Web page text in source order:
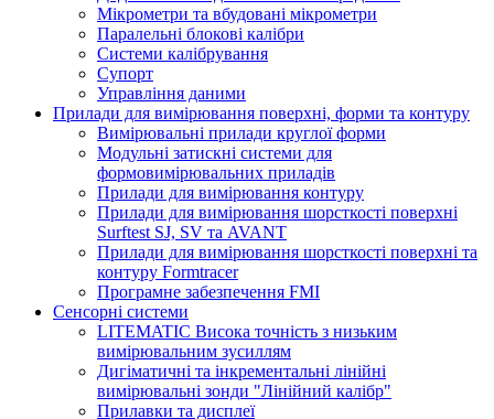
Мікрометри та вбудовані мікрометри
Паралельні блокові калібри
Системи калібрування
Супорт
Управління даними
Прилади для вимірювання поверхні, форми та контуру
Вимірювальні прилади круглої форми
Модульні затискні системи для
формовимірювальних приладів
Прилади для вимірювання контуру
Прилади для вимірювання шорсткості поверхні
Surftest SJ, SV та AVANT
Прилади для вимірювання шорсткості поверхні та
контуру Formtracer
Програмне забезпечення FMI
Сенсорні системи
LITEMATIC Висока точність з низьким
вимірювальним зусиллям
Дигіматичні та інкрементальні лінійні
вимірювальні зонди "Лінійний калібр"
Прилавки та дисплеї